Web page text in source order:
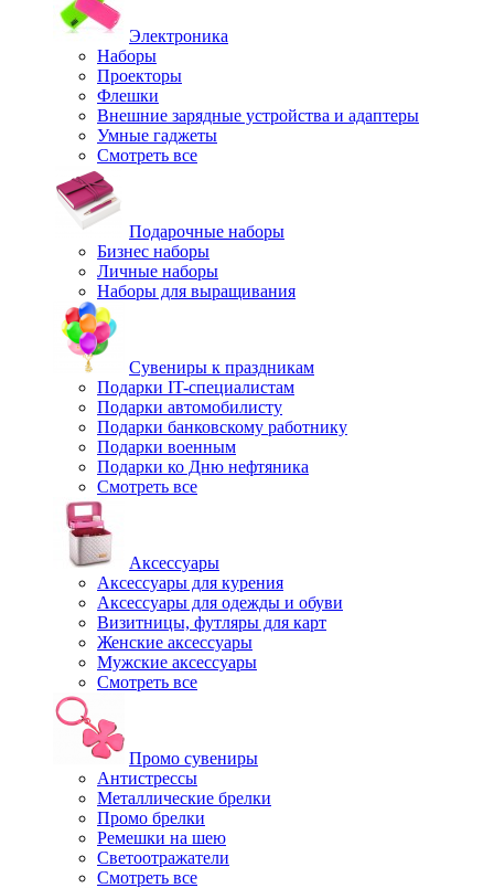
Электроника
Наборы
Проекторы
Флешки
Внешние зарядные устройства и адаптеры
Умные гаджеты
Смотреть все
Подарочные наборы
Бизнес наборы
Личные наборы
Наборы для выращивания
Сувениры к праздникам
Подарки IT-специалистам
Подарки автомобилисту
Подарки банковскому работнику
Подарки военным
Подарки ко Дню нефтяника
Смотреть все
Аксессуары
Аксессуары для курения
Аксессуары для одежды и обуви
Визитницы, футляры для карт
Женские аксессуары
Мужские аксессуары
Смотреть все
Промо сувениры
Антистрессы
Металлические брелки
Промо брелки
Ремешки на шею
Светоотражатели
Смотреть все